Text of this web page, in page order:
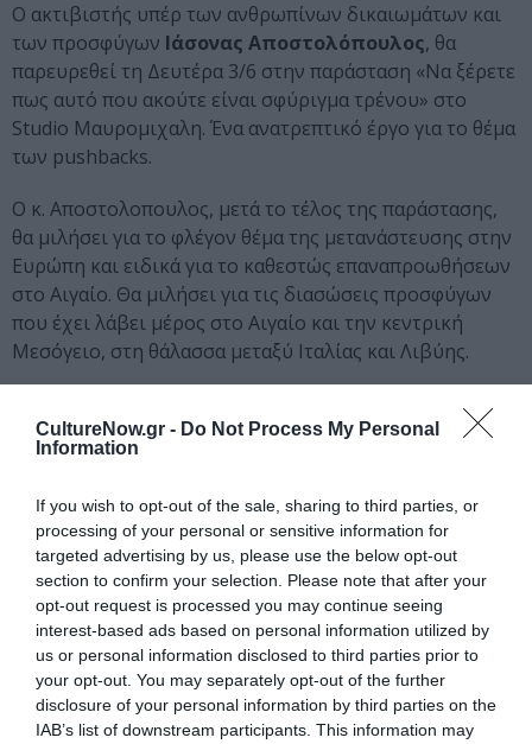
CultureNow.gr - Do Not Process My Personal
Information
If you wish to opt-out of the sale, sharing to third parties, or
processing of your personal or sensitive information for
targeted advertising by us, please use the below opt-out
section to confirm your selection. Please note that after your
opt-out request is processed you may continue seeing
interest-based ads based on personal information utilized by
us or personal information disclosed to third parties prior to
your opt-out. You may separately opt-out of the further
disclosure of your personal information by third parties on the
IAB’s list of downstream participants. This information may
Ο ακτιβιστής υπέρ των ανθρωπίνων δικαιωμάτων και
των προσφύγων Ιάσονας Αποστολόπουλος, θα
παρευρεθεί τη Δευτέρα 3/6 στην παράσταση «Να ξέρετε
πως αυτό που ακούτε είναι σφύριγμα τρένου» στο
Studio Μαυρομιχαλη. Ένα ανατρεπτικό έργο για το θέμα
των pushbacks.
O κ. Αποστολοπουλος, μετά το τέλος της παράστασης,
θα μιλήσει για το φλέγον θέμα της μετανάστευσης στην
Ευρώπη και ειδικά για το καθεστώς επαναπροωθήσεων
στο Αιγαίο. Θα μιλήσει για τις διασώσεις προσφύγων
που έχει λάβει μέρος στο Αιγαίο και την κεντρική
Μεσόγειο, στη θάλασσα μεταξύ Ιταλίας και Λιβύης.
Κούλογλου που συμμετέχει “142 χρόνια”.
συγγραφέας του έργουΘανάσης Τριαρίδης.